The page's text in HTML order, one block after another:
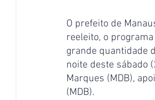
O prefeito de
reeleito, o
grande quantidade
noite deste sábado
Marques (MDB),
(MDB).